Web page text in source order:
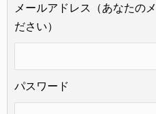
メールアドレス（あなたの
ださい）
パスワード